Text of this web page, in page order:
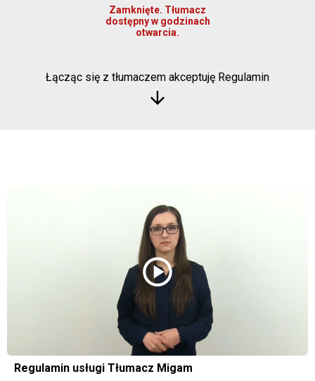
Zamknięte. Tłumacz
dostępny w godzinach
otwarcia.
Łącząc się z tłumaczem akceptuję Regulamin
arrow_downward
play_circle
Regulamin usługi Tłumacz Migam